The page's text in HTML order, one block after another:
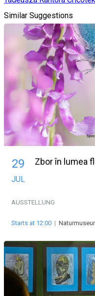
Similar Suggestions
29
JUL
Zbor în lumea
AUSSTELLUNG
Starts at 12:00 |